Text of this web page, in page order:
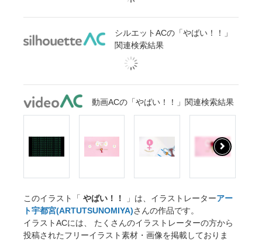
シルエットACの「やばい！！」
関連検索結果
動画ACの「やばい！！」関連検索結果
このイラスト「 やばい！！ 」は、イラストレーターアー
ト宇都宮(ARTUTSUNOMIYA)さんの作品です。
イラストACには、 たくさんのイラストレーターの方から
投稿されたフリーイラスト素材・画像を掲載しておりま